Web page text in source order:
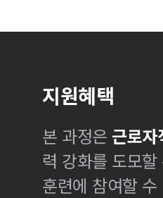
지원혜택
본 과정은 근로
력 강화를 도모
훈련에 참여할